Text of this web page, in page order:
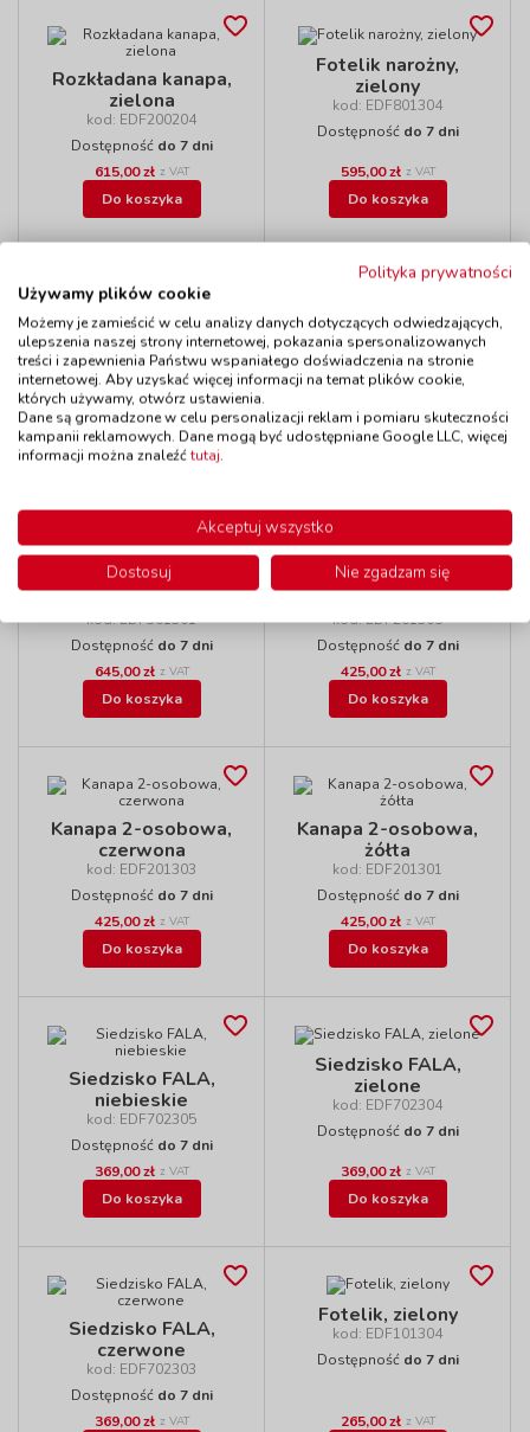
Rozkładana kanapa,
zielona
kod: EDF200204
Dostępność do 7 dni
615,00 zł z VAT
Do koszyka
Fotelik narożny,
zielony
kod: EDF801304
Dostępność do 7 dni
595,00 zł z VAT
Do koszyka
Kanapa 3-osobowa,
zielona
kod: EDF301304
Dostępnośćdo 7 dni
645,00 zł z VAT
Do koszyka
Kanapa 3-osobowa,
pomarańczowa
kod: EDF301302
645,00 zł z VAT
Do koszyka
Kanapa 3-osobowa,
kod: EDF301301
Dostępność do 7 dni
645,00 zł z VAT
Do koszyka
Kanapa 2-osobowa,
kod: EDF201305
Dostępność do 7 dni
425,00 zł z VAT
Do koszyka
Kanapa 2-osobowa,
czerwona
kod: EDF201303
Dostępność do 7 dni
425,00 zł z VAT
Do koszyka
Kanapa 2-osobowa,
żółta
kod: EDF201301
Dostępność do 7 dni
425,00 zł z VAT
Do koszyka
Siedzisko FALA,
niebieskie
kod: EDF702305
Dostępność do 7 dni
369,00 zł z VAT
Do koszyka
Siedzisko FALA,
zielone
kod: EDF702304
Dostępność do 7 dni
369,00 zł z VAT
Do koszyka
Siedzisko FALA,
czerwone
kod: EDF702303
Dostępność do 7 dni
369,00 zł z VAT
Fotelik, zielony
kod: EDF101304
Dostępność do 7 dni
265,00 zł z VAT
Polityka prywatności
Używamy plików cookie
Możemy je zamieścić w celu analizy danych dotyczących odwiedzających,
ulepszenia naszej strony internetowej, pokazania spersonalizowanych
treści i zapewnienia Państwu wspaniałego doświadczenia na stronie
internetowej. Aby uzyskać więcej informacji na temat plików cookie,
których używamy, otwórz ustawienia.
Dane są gromadzone w celu personalizacji reklam i pomiaru skuteczności
kampanii reklamowych. Dane mogą być udostępniane Google LLC, więcej
informacji można znaleźćtutaj.
Akceptuj wszystko
Dostosuj
Nie zgadzam się